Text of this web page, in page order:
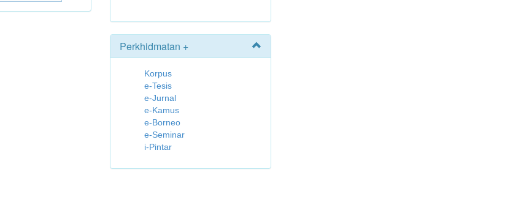
Perkhidmatan +
Korpus
e-Tesis
e-Jurnal
e-Kamus
e-Borneo
e-Seminar
i-Pintar